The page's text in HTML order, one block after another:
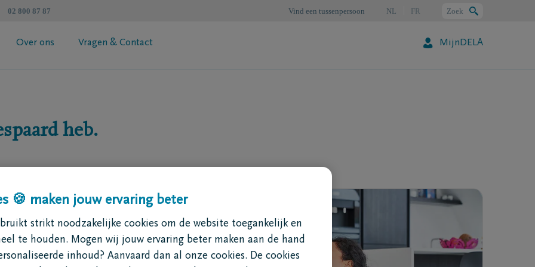
02 800 87 87 Zoek
Vind een tussenpersoon NL FR
Over ons Vragen & Contact MijnDELA
heb.
en geen
🍪 maken jouw ervaring beter
strikt noodzakelijke cookies om de website toegankelijk en
te houden. Mogen wij jouw ervaring beter maken aan de hand
inhoud? Aanvaard dan al onze cookies. De cookies